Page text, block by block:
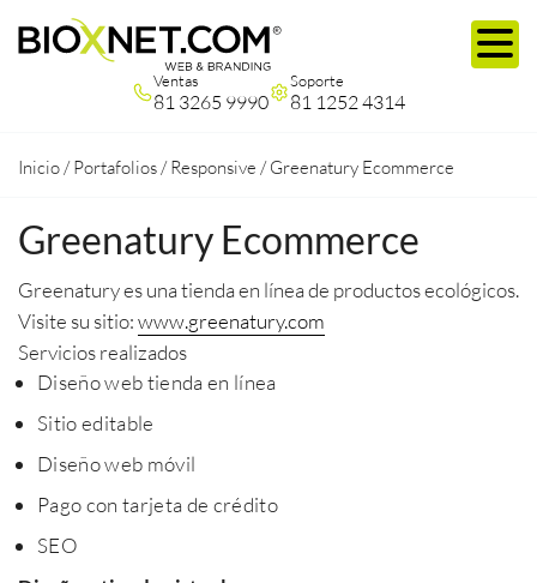
Ventas
81 3265 9990
Soporte
81 1252 4314
Inicio /Portafolios /Responsive /Greenatury Ecommerce
Greenatury Ecommerce
Greenatury es una tienda en línea de productos ecológicos.
Visite su sitio:www.greenatury.com
Servicios realizados
Diseño web tienda en línea
Sitio editable
Diseño web móvil
Pago con tarjeta de crédito
SEO